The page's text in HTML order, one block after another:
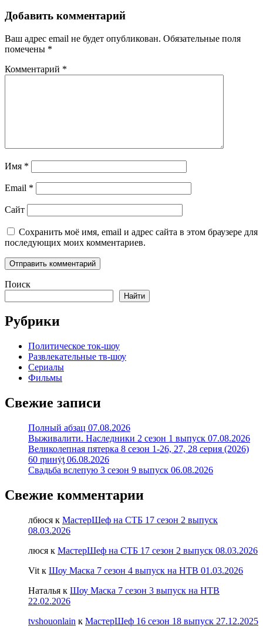
Добавить комментарий
Ваш адрес email не будет опубликован. Обязательные поля
помечены *
Комментарий *
Имя *
Email *
Сайт
Сохранить моё имя, email и адрес сайта в этом браузере для
последующих моих комментариев.
Поиск
Найти
Рубрики
Политическое ток-шоу
Развлекательные тв-шоу
Сериалы
Фильмы
Свежие записи
Полный абзац 07.08.2026
Выживалити. Наследники 2 сезон 1 выпуск 07.08.2026
Великолепная пятерка 8 сезон 1-26, 27, 28 серия (2026)
60 ṃинẏƫ 06.08.2026
Свадьба вслепую 3 сезон 9 выпуск 06.08.2026
Свежие комментарии
лбюся к МастерШеф на СТБ 17 сезон 2 выпуск
08.03.2026
люся к МастерШеф на СТБ 17 сезон 2 выпуск 08.03.2026
Vit к Шоу Маска 7 сезон 4 выпуск на НТВ 01.03.2026
Наталья к Шоу Маска 7 сезон 3 выпуск на НТВ
22.02.2026
tvshouonlain к МастерШеф 16 сезон 18 выпуск 27.12.2025